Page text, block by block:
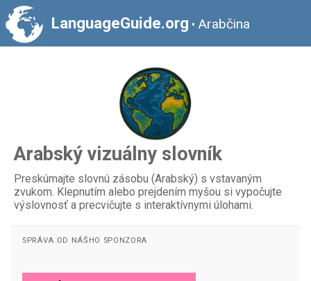
LanguageGuide.org • Arabčina
Arabský vizuálny slovník
Preskúmajte slovnú zásobu (Arabský) s vstavaným
zvukom. Klepnutím alebo prejdením myšou si vypočujte
výslovnosť a precvičujte s interaktívnymi úlohami.
SPRÁVA OD NÁŠHO SPONZORA